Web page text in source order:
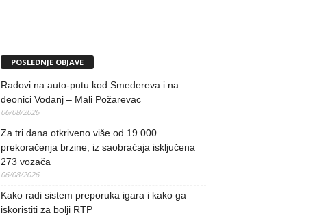
POSLEDNJE OBJAVE
Radovi na auto-putu kod Smedereva i na
deonici Vodanj – Mali Požarevac
06/08/2026
Za tri dana otkriveno više od 19.000
prekoračenja brzine, iz saobraćaja isključena
273 vozača
06/08/2026
Kako radi sistem preporuka igara i kako ga
iskoristiti za bolji RTP